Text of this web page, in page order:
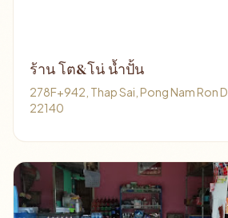
ร้าน โต&โน่ น้ำปั้น
278F+942, Thap Sai, Pong Nam Ron
22140